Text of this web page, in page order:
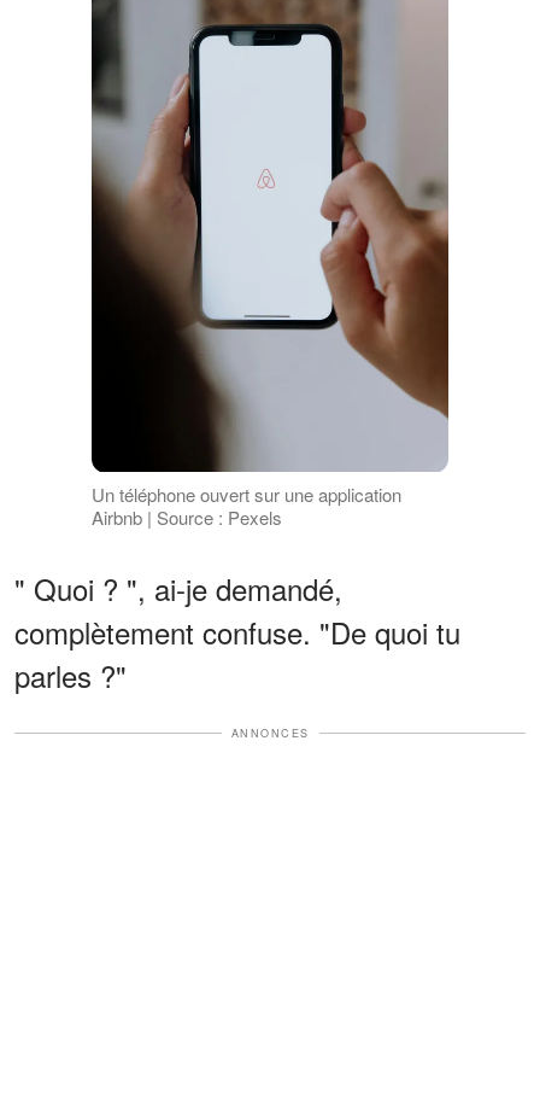
Un téléphone ouvert sur une application
Airbnb | Source : Pexels
" Quoi ? ", ai-je demandé,
complètement confuse. "De quoi tu
parles ?"
ANNONCES